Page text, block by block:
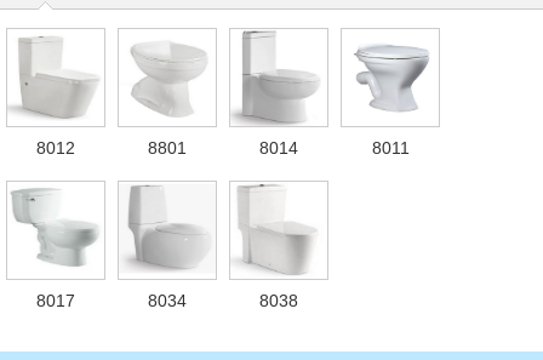
8012 8801 8014 8011
8017 8034 8038